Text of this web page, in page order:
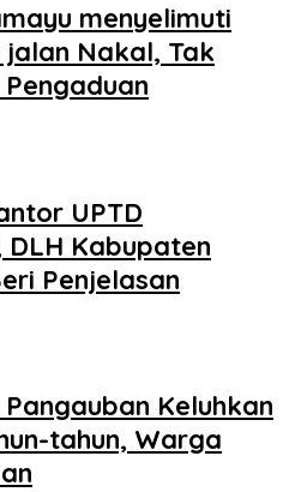
menyelimuti
Nakal, Tak
UPTD
Kabupaten
Penjelasan
Keluhkan
tahun, Warga